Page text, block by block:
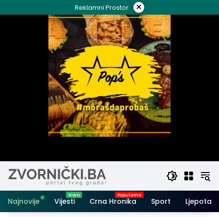
to
Reklamni Prostor ×
Najnovije Vijesti Crna Hronika Sport Ljepota i